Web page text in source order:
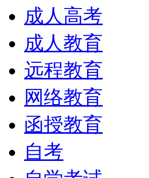
成人高考
成人教育
远程教育
网络教育
函授教育
自考